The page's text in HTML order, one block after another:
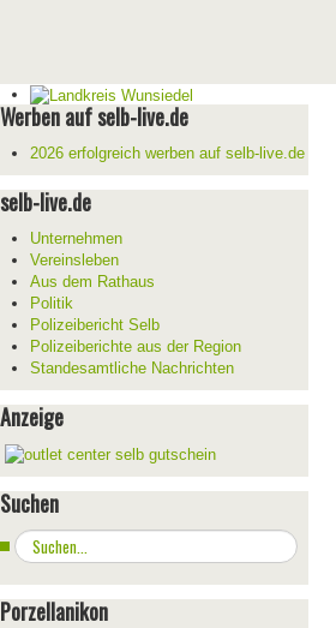
Werben auf selb-live.de
2026 erfolgreich werben auf selb-live.de
selb-live.de
Unternehmen
Vereinsleben
Aus dem Rathaus
Politik
Polizeibericht Selb
Polizeiberichte aus der Region
Standesamtliche Nachrichten
Anzeige
Suchen
Suchen
...
Porzellanikon